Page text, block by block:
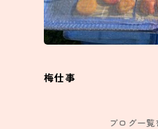
梅仕事
ブログ一覧